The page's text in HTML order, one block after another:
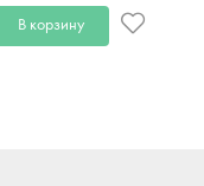
мл
В корзину